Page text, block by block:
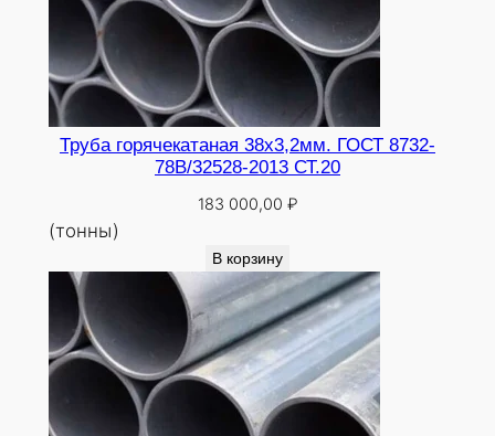
Труба горячекатаная 38х3,2мм. ГОСТ 8732-
78В/32528-2013 СТ.20
183 000,00 ₽
(тонны)
В корзину